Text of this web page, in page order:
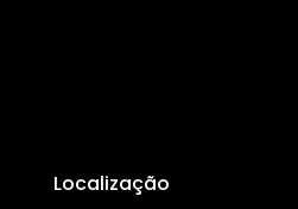
Localização